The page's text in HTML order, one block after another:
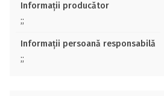
Informații producător
;;
Informații persoană responsabilă
;;